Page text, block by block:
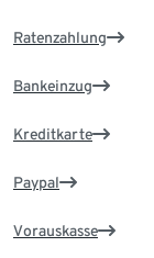
Ratenzahlung
Bankeinzug
Kreditkarte
Paypal
Vorauskasse